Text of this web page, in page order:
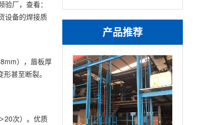
产品推荐
厂，查看：
设备的焊接质
），唇板厚
甚至断裂。
20次）。优质